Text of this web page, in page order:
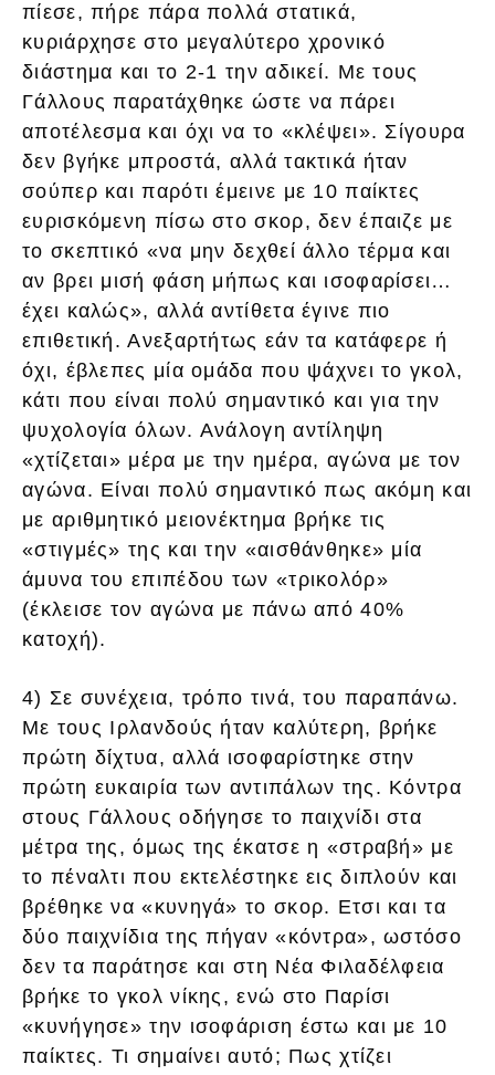
πίεσε, πήρε πάρα πολλά στατικά,
κυριάρχησε στο μεγαλύτερο χρονικό
διάστημα και το 2-1 την αδικεί. Με τους
Γάλλους παρατάχθηκε ώστε να πάρει
αποτέλεσμα και όχι να το «κλέψει». Σίγουρα
δεν βγήκε μπροστά, αλλά τακτικά ήταν
σούπερ και παρότι έμεινε με 10 παίκτες
ευρισκόμενη πίσω στο σκορ, δεν έπαιζε με
το σκεπτικό «να μην δεχθεί άλλο τέρμα και
αν βρει μισή φάση μήπως και ισοφαρίσει…
έχει καλώς», αλλά αντίθετα έγινε πιο
επιθετική. Ανεξαρτήτως εάν τα κατάφερε ή
όχι, έβλεπες μία ομάδα που ψάχνει το γκολ,
κάτι που είναι πολύ σημαντικό και για την
ψυχολογία όλων. Ανάλογη αντίληψη
«χτίζεται» μέρα με την ημέρα, αγώνα με τον
αγώνα. Είναι πολύ σημαντικό πως ακόμη και
με αριθμητικό μειονέκτημα βρήκε τις
«στιγμές» της και την «αισθάνθηκε» μία
άμυνα του επιπέδου των «τρικολόρ»
(έκλεισε τον αγώνα με πάνω από 40%
κατοχή).
4) Σε συνέχεια, τρόπο τινά, του παραπάνω.
Με τους Ιρλανδούς ήταν καλύτερη, βρήκε
πρώτη δίχτυα, αλλά ισοφαρίστηκε στην
πρώτη ευκαιρία των αντιπάλων της. Κόντρα
στους Γάλλους οδήγησε το παιχνίδι στα
μέτρα της, όμως της έκατσε η «στραβή» με
το πέναλτι που εκτελέστηκε εις διπλούν και
βρέθηκε να «κυνηγά» το σκορ. Ετσι και τα
δύο παιχνίδια της πήγαν «κόντρα», ωστόσο
δεν τα παράτησε και στη Νέα Φιλαδέλφεια
βρήκε το γκολ νίκης, ενώ στο Παρίσι
«κυνήγησε» την ισοφάριση έστω και με 10
παίκτες. Τι σημαίνει αυτό; Πως χτίζει